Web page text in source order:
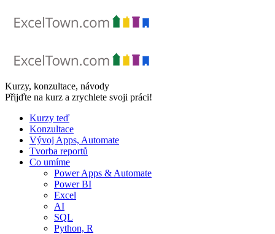
Kurzy, konzultace, návody
Přijďte na kurz a zrychlete svoji práci!
Kurzy teď
Konzultace
Vývoj Apps, Automate
Tvorba reportů
Co umíme
Power Apps & Automate
Power BI
Excel
AI
SQL
Python, R